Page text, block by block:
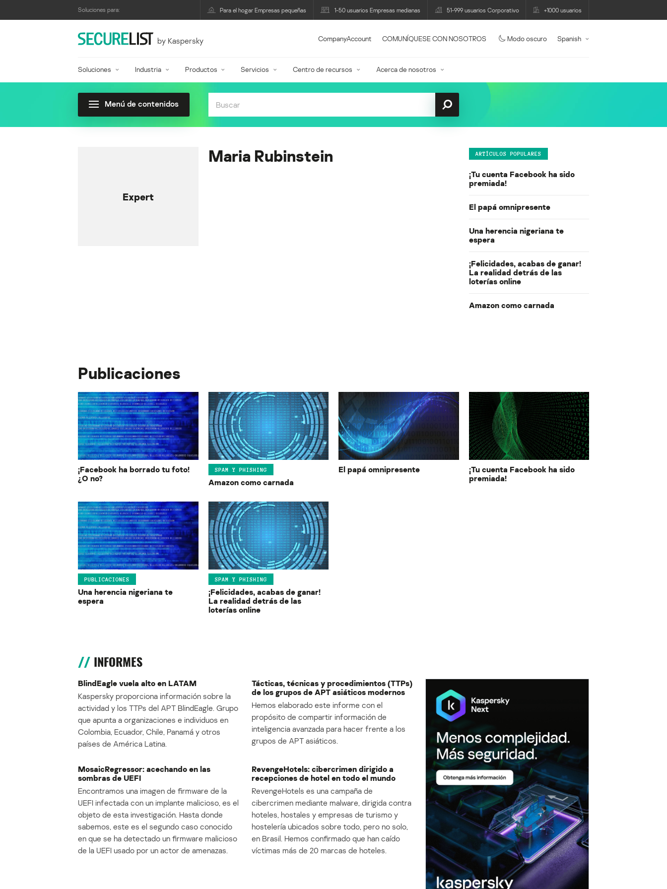
Soluciones para: Para el hogar Empresas pequeñas 1-50 usuarios Empresas medianas 51-999 usuarios Corporativo +1000 usuarios
by Kaspersky CompanyAccount COMUNÍQUESE CON NOSOTROS Modo oscuro Spanish
Soluciones Industria Productos Servicios Centro de recursos Acerca de nosotros
Menú de contenidos
Expert
Maria Rubinstein ARTÍCULOS POPULARES
¡Tu cuenta Facebook ha sido
premiada!
El papá omnipresente
Una herencia nigeriana te
espera
¡Felicidades, acabas de ganar!
La realidad detrás de las
loterías online
Amazon como carnada
Publicaciones
¡Facebook ha borrado tu foto!
¿O no?
SPAM Y PHISHING
Amazon como carnada
El papá omnipresente
¡Tu cuenta Facebook ha sido
premiada!
PUBLICACIONES
Una herencia nigeriana te
espera
SPAM Y PHISHING
¡Felicidades, acabas de ganar!
La realidad detrás de las
loterías online
INFORMES
BlindEagle vuela alto en LATAM
Kaspersky proporciona información sobre la
actividad y los TTPs del APT BlindEagle. Grupo
que apunta a organizaciones e individuos en
Colombia, Ecuador, Chile, Panamá y otros
países de América Latina.
Tácticas, técnicas y procedimientos (TTPs)
de los grupos de APT asiáticos modernos
Hemos elaborado este informe con el
propósito de compartir información de
inteligencia avanzada para hacer frente a los
grupos de APT asiáticos.
MosaicRegressor: acechando en las
sombras de UEFI
Encontramos una imagen de firmware de la
UEFI infectada con un implante malicioso, es el
objeto de esta investigación. Hasta donde
sabemos, este es el segundo caso conocido
en que se ha detectado un firmware malicioso
de la UEFI usado por un actor de amenazas.
RevengeHotels: cibercrimen dirigido a
recepciones de hotel en todo el mundo
RevengeHotels es una campaña de
cibercrimen mediante malware, dirigida contra
hoteles, hostales y empresas de turismo y
hostelería ubicados sobre todo, pero no solo,
en Brasil. Hemos confirmado que han caído
víctimas más de 20 marcas de hoteles.